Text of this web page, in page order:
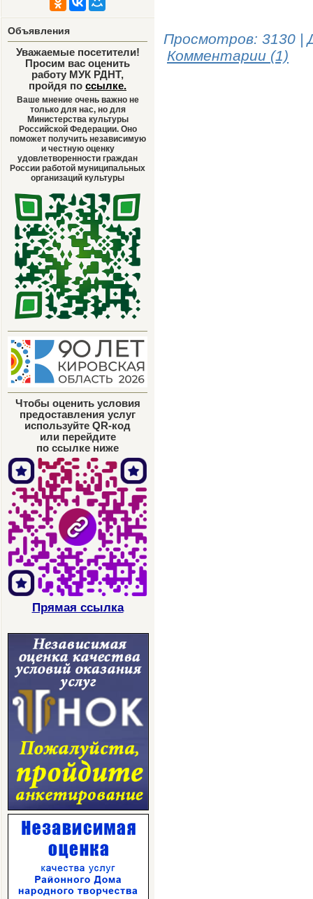
Объявления
Уважаемые посетители!
Просим вас оценить
работу МУК РДНТ,
пройдя по ссылке.
Ваше мнение очень важно не
только для нас, но для
Министерства культуры
Российской Федерации. Оно
поможет получить независимую
и честную оценку
удовлетворенности граждан
России работой муниципальных
организаций культуры
Чтобы оценить условия
предоставления услуг
используйте QR-код
или перейдите
по ссылке ниже
Прямая ссылка
Просмотров: 3130 |
Комментарии (1)